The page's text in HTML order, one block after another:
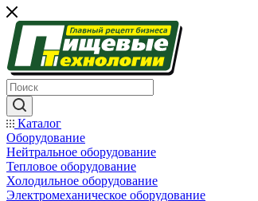
Каталог
Оборудование
Нейтральное оборудование
Тепловое оборудование
Холодильное оборудование
Электромеханическое оборудование